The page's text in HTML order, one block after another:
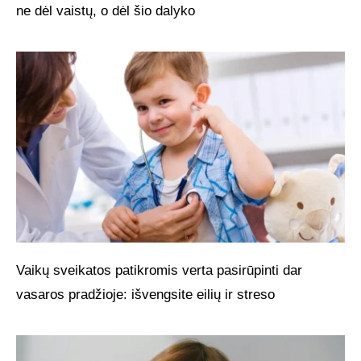
ne dėl vaistų, o dėl šio dalyko
Vaikų sveikatos patikromis verta pasirūpinti dar
vasaros pradžioje: išvengsite eilių ir streso